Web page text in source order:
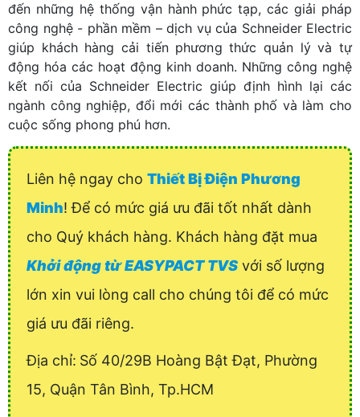
đến những hệ thống vận hành phức tạp, các giải pháp
công nghệ - phần mềm – dịch vụ của Schneider Electric
giúp khách hàng cải tiến phương thức quản lý và tự
động hóa các hoạt động kinh doanh. Những công nghệ
kết nối của Schneider Electric giúp định hình lại các
ngành công nghiệp, đổi mới các thành phố và làm cho
cuộc sống phong phú hơn.
Liên hệ ngay cho Thiết Bị Điện Phương
Minh! Để có mức giá ưu đãi tốt nhất dành
cho Quý khách hàng. Khách hàng đặt mua
Khởi động từ EASYPACT TVS với số lượng
lớn xin vui lòng call cho chúng tôi để có mức
giá ưu đãi riêng.
Địa chỉ: Số 40/29B Hoàng Bật Đạt, Phường
15, Quận Tân Bình, Tp.HCM